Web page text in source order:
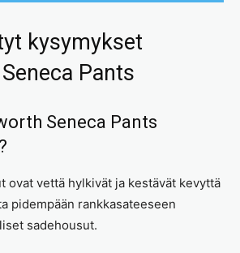
kysymykset
Pants
Seneca Pants
ovat vettä hylkivät ja kestävät kevyttä
pidempään rankkasateeseen
sadehousut.